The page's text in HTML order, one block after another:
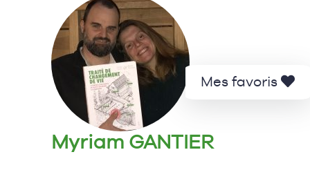
Myriam GANTIER
Mes favoris